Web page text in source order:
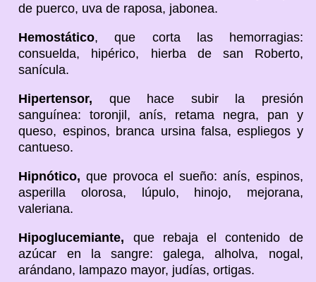
de puerco, uva de raposa, jabonea.
Hemostático, que corta las hemorragias:
consuelda, hipérico, hierba de san Roberto,
sanícula.
Hipertensor, que hace subir la presión
sanguínea: toronjil, anís, retama negra, pan y
queso, espinos, branca ursina falsa, espliegos y
cantueso.
Hipnótico,que provoca el sueño: anís, espinos,
asperilla olorosa, lúpulo, hinojo, mejorana,
valeriana.
Hipoglucemiante, que rebaja el contenido de
azúcar en la sangre: galega, alholva, nogal,
arándano, lampazo mayor, judías, ortigas.